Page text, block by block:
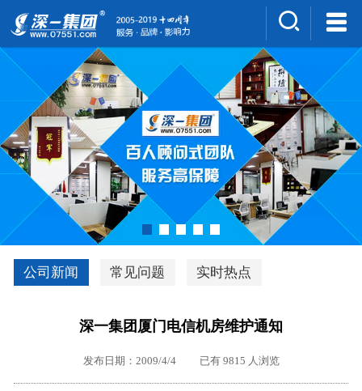
集团介绍
人才招聘
案例展示
新闻中心
深一风采
联系我们
深优通系统V3.0
深一集团优势
外地客户专栏
公司新闻 常见问题 实时热点
深一集团厦门电信机房维护通知
发布日期：2009/4/4 已有 9815 人浏览